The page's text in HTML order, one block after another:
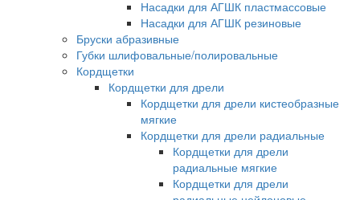
Насадки для АГШК пластмассовые
Насадки для АГШК резиновые
Бруски абразивные
Губки шлифовальные/полировальные
Кордщетки
Кордщетки для дрели
Кордщетки для дрели кистеобразные
мягкие
Кордщетки для дрели радиальные
Кордщетки для дрели
радиальные мягкие
Кордщетки для дрели